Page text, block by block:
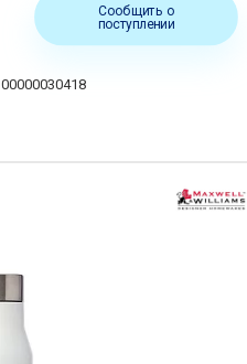
Сообщить о
поступлении
00000030418